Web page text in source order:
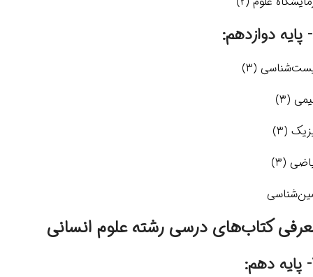
(3)
(3)
(3)
(3)
کتاب‌های درسی رشته علوم انسانی